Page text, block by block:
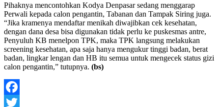
Pihaknya mencontohkan Kodya Denpasar sedang menggarap
Perwali kepada calon pengantin, Tabanan dan Tampak Siring juga.
“Jika kramenya mendaftar menikah diwajibkan cek kesehatan,
dengan dana desa bisa digunakan tidak perlu ke puskesmas antre,
Penyuluh KB menelpon TPK, maka TPK langsung melakukan
screening kesehatan, apa saja hanya mengukur tinggi badan, berat
badan, lingkar lengan dan HB itu semua untuk mengecek status gizi
calon pengantin,” tutupnya. (bs)
Facebook